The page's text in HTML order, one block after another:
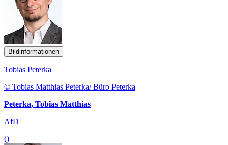
Bildinformationen
Tobias Peterka
© Tobias Matthias Peterka/ Büro Peterka
Peterka, Tobias Matthias
AfD
()